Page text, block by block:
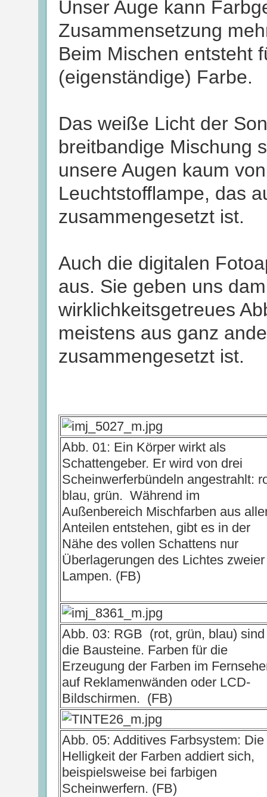
Unser Auge kann
Zusammensetzung
Beim Mischen entsteht
(eigenständige) Farbe.
Das weiße Licht der
breitbandige Mischung
unsere Augen kaum
Leuchtstofflampe, das
zusammengesetzt ist.
Auch die digitalen
aus. Sie geben uns
wirklichkeitsgetreues
meistens aus ganz
zusammengesetzt ist.
Abb. 01: Ein Körper wirkt als
Schattengeber. Er wird von drei
Scheinwerferbündeln angestrahlt:
blau, grün. Während im
Außenbereich Mischfarben aus
Anteilen entstehen, gibt es in der
Nähe des vollen Schattens nur
Überlagerungen des Lichtes zweier
Lampen. (FB)
Abb. 03: RGB (rot, grün, blau) sind
die Bausteine. Farben für die
Erzeugung der Farben im
auf Reklamenwänden oder LCD-
Bildschirmen. (FB)
Abb. 05: Additives Farbsystem: Die
Helligkeit der Farben addiert sich,
beispielsweise bei farbigen
Scheinwerfern. (FB)